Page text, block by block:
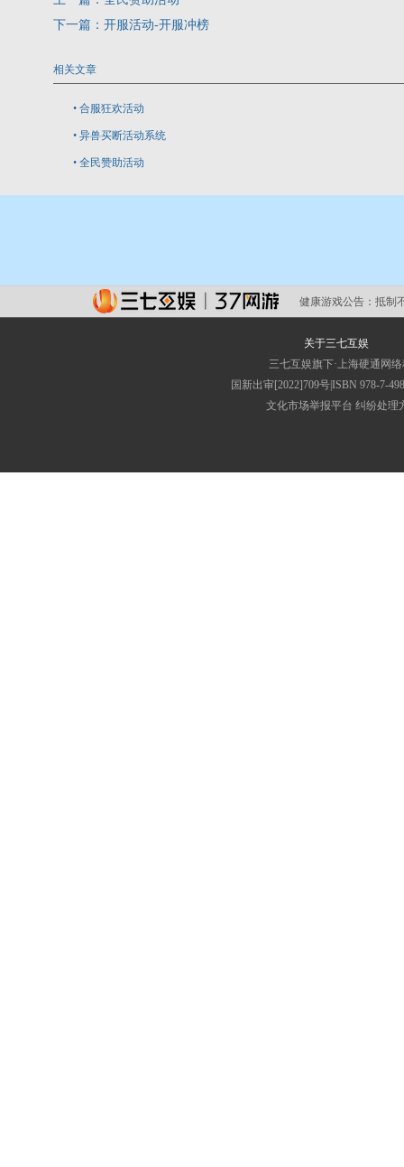
下一篇： 开服活动-开服冲榜
相关文章
• 合服狂欢活动
• 异兽买断活动系统
• 全民赞助活动
健康游戏公告： 抵制
关于三七互娱
三七互娱旗下·上海硬通网
国新出审[2022]709号|ISBN 978-7-
文化市场举报平台 纠纷处理